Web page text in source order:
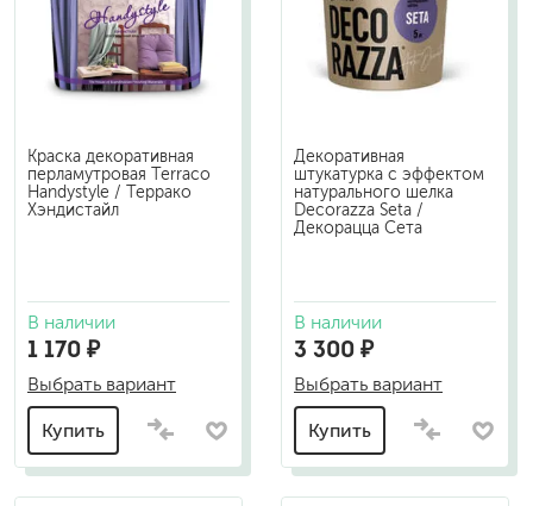
Краска декоративная
перламутровая Terraco
Handystyle / Террако
Хэндистайл
В наличии
1 170 ₽
Выбрать вариант
Купить
Декоративная
штукатурка с эффектом
натурального шелка
Decorazza Seta /
Декорацца Сета
В наличии
3 300 ₽
Выбрать вариант
Купить